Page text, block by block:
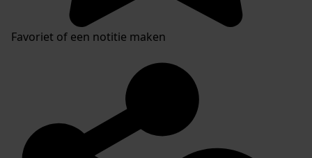
Favoriet of een notitie maken